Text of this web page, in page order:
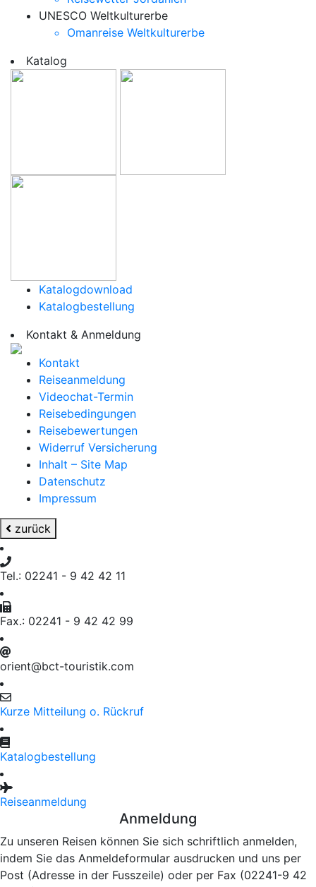
UNESCO Weltkulturerbe
Omanreise Weltkulturerbe
Katalog
Katalogdownload
Katalogbestellung
Kontakt & Anmeldung
Kontakt
Reiseanmeldung
Videochat-Termin
Reisebedingungen
Reisebewertungen
Widerruf Versicherung
Inhalt – Site Map
Datenschutz
Impressum
zurück
Tel.: 02241 - 9 42 42 11
Fax.: 02241 - 9 42 42 99
orient@bct-touristik.com
Kurze Mitteilung o. Rückruf
Katalogbestellung
Reiseanmeldung
Anmeldung
Zu unseren Reisen können Sie sich schriftlich anmelden,
indem Sie das Anmeldeformular ausdrucken und uns per
Post (Adresse in der Fusszeile) oder per Fax (02241-9 42